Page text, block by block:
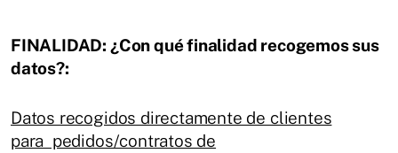
FINALIDAD: ¿Con qué finalidad recogemos sus
datos?:
Datos recogidos directamente de clientes
para pedidos/contratos de